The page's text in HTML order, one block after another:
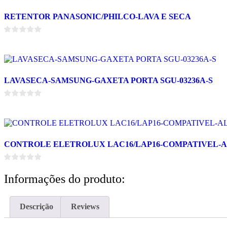
RETENTOR PANASONIC/PHILCO-LAVA E SECA
LAVASECA-SAMSUNG-GAXETA PORTA SGU-03236A-S
CONTROLE ELETROLUX LAC16/LAP16-COMPATIVEL-
Informações do produto:
Descrição Reviews